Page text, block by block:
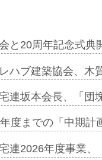
加=リンナ…
見込む=…
と20周年記念式典
ハブ建築協会、木
連坂本会長、「団
度までの「中期計
連2026年度事業